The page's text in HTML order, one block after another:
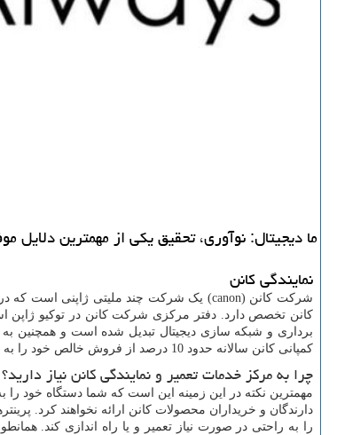
ما دیجیتال: نوآوری، تحقیق یكی از مهمترین دلایل موفقیت شركت كانن است كه
نمایندگی کانن
شرکت کانن (canon) یک شرکت چند ملیتی ژاپنی است که در
کانن تخصص دارد. دفتر مرکزی شرکت کانن در توکیو
برداری و شبکه سازی دیجیتال تبدیل شده است و همچنین
کمپانی کانن سالانه حدود 10 درصد از فروش خالص خود را به همین امر اختصاص می دهد.
چرا به مرکز خدمات تعمیر و نمایندگی کانن نیاز دارید؟
مهمترین نکته در این زمینه این است که شما دستگاه خود
دارندگان و خریداران محصولات کانن ارائه نخواهند کرد.
را به راحتی در صورت نیاز تعمیر و یا راه اندازی کند.